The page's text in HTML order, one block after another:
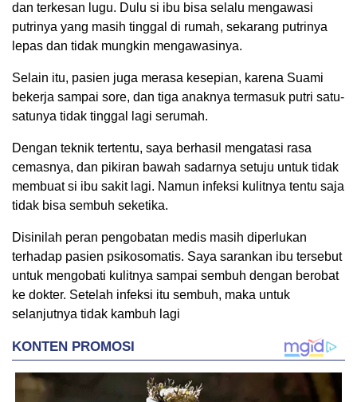
dan terkesan lugu. Dulu si ibu bisa selalu mengawasi
putrinya yang masih tinggal di rumah, sekarang putrinya
lepas dan tidak mungkin mengawasinya.
Selain itu, pasien juga merasa kesepian, karena Suami
bekerja sampai sore, dan tiga anaknya termasuk putri satu-
satunya tidak tinggal lagi serumah.
Dengan teknik tertentu, saya berhasil mengatasi rasa
cemasnya, dan pikiran bawah sadarnya setuju untuk tidak
membuat si ibu sakit lagi. Namun infeksi kulitnya tentu saja
tidak bisa sembuh seketika.
Disinilah peran pengobatan medis masih diperlukan
terhadap pasien psikosomatis. Saya sarankan ibu tersebut
untuk mengobati kulitnya sampai sembuh dengan berobat
ke dokter. Setelah infeksi itu sembuh, maka untuk
selanjutnya tidak kambuh lagi